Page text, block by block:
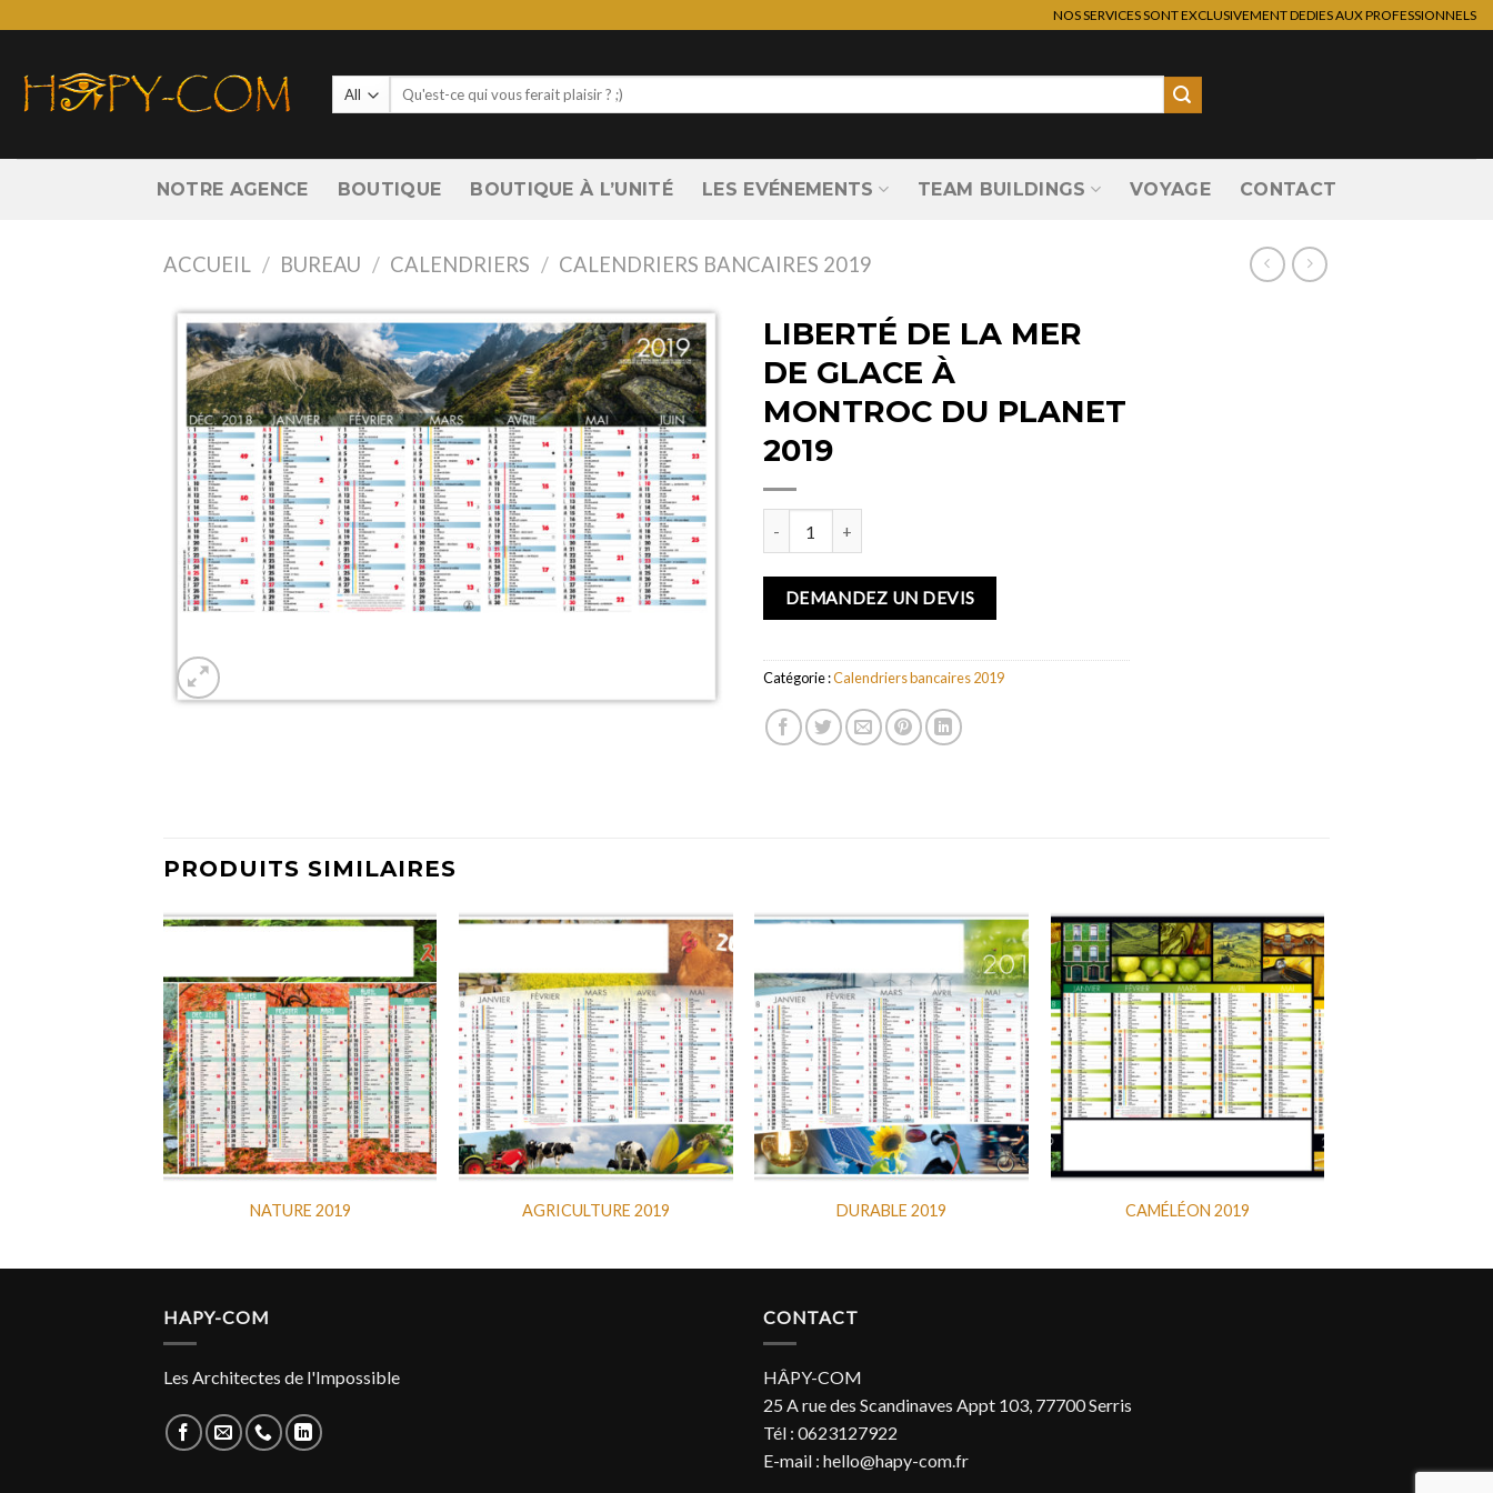
NOS SERVICES SONT EXCLUSIVEMENT DEDIES AUX PROFESSIONNELS
Recherche
pour :
NOTRE AGENCE BOUTIQUE BOUTIQUE À L’UNITÉ LES EVÉNEMENTS TEAM BUILDINGS VOYAGE CONTACT
ACCUEIL / BUREAU / CALENDRIERS / CALENDRIERS BANCAIRES 2019
LIBERTÉ DE LA MER
DE GLACE À
MONTROC DU PLANET
2019
DEMANDEZ UN DEVIS
Catégorie :Calendriers bancaires 2019
PRODUITS SIMILAIRES
NATURE 2019 AGRICULTURE 2019 DURABLE 2019 CAMÉLÉON 2019
HAPY-COM
Les Architectes de l'Impossible
CONTACT
HÂPY-COM
25 A rue des Scandinaves Appt 103, 77700 Serris
Tél : 0623127922
E-mail : hello@hapy-com.fr